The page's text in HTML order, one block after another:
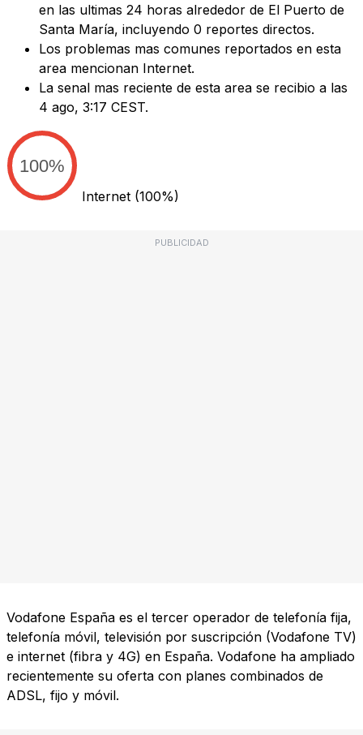
en las ultimas 24 horas alrededor de El Puerto de
Santa María, incluyendo 0 reportes directos.
Los problemas mas comunes reportados en esta
area mencionan Internet.
La senal mas reciente de esta area se recibio a las
4 ago, 3:17 CEST.
100%
Internet (100%)
PUBLICIDAD
Vodafone España es el tercer operador de telefonía fija,
telefonía móvil, televisión por suscripción (Vodafone TV)
e internet (fibra y 4G) en España. Vodafone ha ampliado
recientemente su oferta con planes combinados de
ADSL, fijo y móvil.